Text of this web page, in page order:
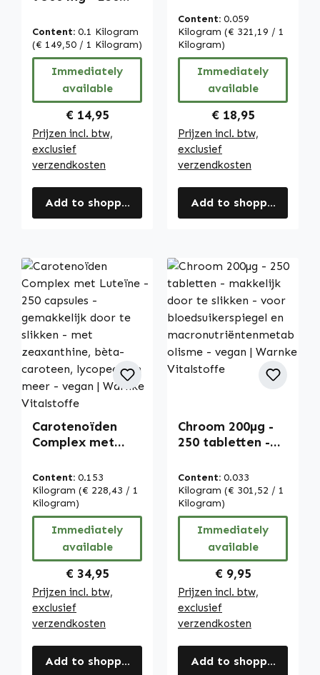
gemakkelijk te
slikken - voor
botten, spieren,
tanden en meer -
vegan | Warnke
Vitalstoffe
Content: 0.1 Kilogram
(€ 149,50 / 1 Kilogram)
Immediately
available
Regular price:
€ 14,95
Prijzen incl. btw,
exclusief
verzendkosten
Add to shopping cart
gemakkelijk door
te slikken - met
zeaxanthine,
bèta-caroteen &
lycopeen - vegan
| Warnke
Vitalstoffe
Content: 0.059
Kilogram (€ 321,19 / 1
Kilogram)
Immediately
available
Regular price:
€ 18,95
Prijzen incl. btw,
exclusief
verzendkosten
Add to shopping cart
Carotenoïden
Complex met
capsules -
gemakkelijk door
te slikken - met
zeaxanthine,
bèta-caroteen,
lycopeen en
meer - vegan |
Vitalstoffe
Content: 0.153
Kilogram (€ 228,43 / 1
Kilogram)
Immediately
available
Regular price:
€ 34,95
Prijzen incl. btw,
exclusief
verzendkosten
Add to shopping cart
Chroom 200µg -
250 tabletten -
slikken - voor
bloedsuikerspieg
el en
macronutriënten
metabolisme -
vegan | Warnke
Vitalstoffe
Content: 0.033
Kilogram (€ 301,52 / 1
Kilogram)
Immediately
available
Regular price:
€ 9,95
Prijzen incl. btw,
exclusief
verzendkosten
Add to shopping cart